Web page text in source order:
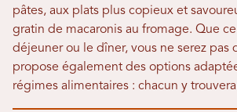
pâtes, aux plats plus copieux et
gratin de macaronis au fromage. Que
déjeuner ou le dîner, vous ne serez pas
propose également des options
régimes alimentaires : chacun y